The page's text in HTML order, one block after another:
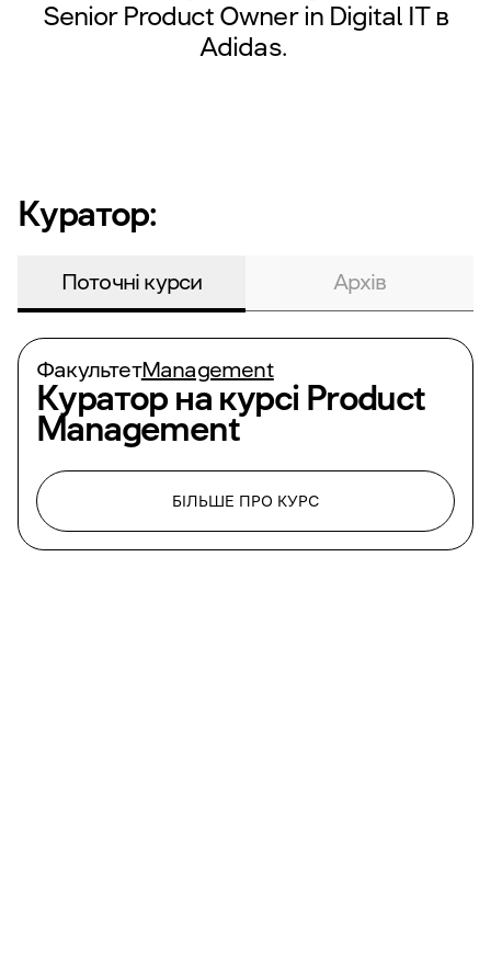
Senior Product Owner in Digital IT в
Adidas.
Куратор:
Поточні курси Архів
ФакультетManagement
Куратор на курсі Product
Management
БІЛЬШЕ ПРО КУРС